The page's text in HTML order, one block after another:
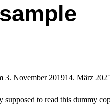
sample
3. November 201914. März
supposed to read this dummy